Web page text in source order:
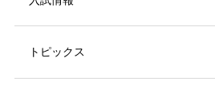
トピックス